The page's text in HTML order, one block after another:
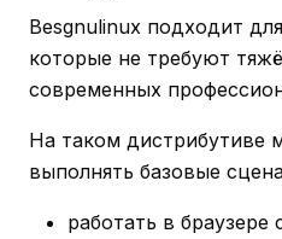
Besgnulinux подходит
которые не требуют
современных
На таком дистрибутиве
выполнять базовые
работать в